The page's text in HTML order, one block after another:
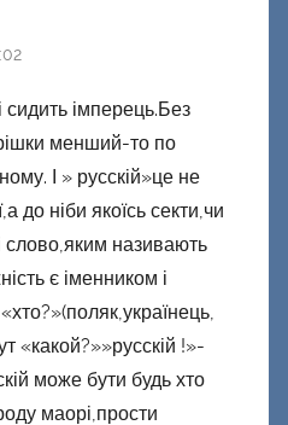
імперець.Без
менший-то по
І » русскій»це не
до ніби якоїсь секти,чи
слово,яким називають
є іменником і
«какой?»»русскій !»-
може бути будь хто
маорі,прости